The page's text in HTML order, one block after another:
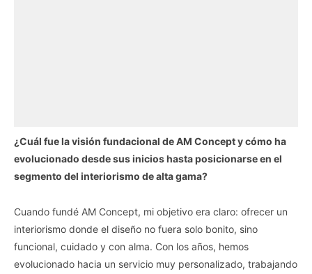
¿Cuál fue la visión fundacional de AM Concept y cómo ha
evolucionado desde sus inicios hasta posicionarse en el
segmento del interiorismo de alta gama?
Cuando fundé AM Concept, mi objetivo era claro: ofrecer un
interiorismo donde el diseño no fuera solo bonito, sino
funcional, cuidado y con alma. Con los años, hemos
evolucionado hacia un servicio muy personalizado, trabajando